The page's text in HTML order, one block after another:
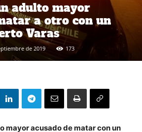
adulto mayor
a otro con un
Varas
de 2019 173
mayor acusado de matar con un